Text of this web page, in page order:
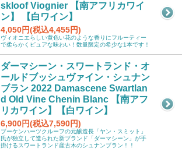
skloof Viognier 【南アフリカワイ
ン】 【白ワイン】
4,050円(税込4,455円)
ヴィオニエらしい黄色い花のような香りにフルーティー
で柔らかくピュアな味わい！数量限定の希少な1本です！
ダーマシーン・スワートランド・オ
ールドブッシュヴァイン・シュナン
ブラン 2022 Damascene Swartlan
d Old Vine Chenin Blanc 【南アフ
リカワイン】【白ワイン】
6,900円(税込7,590円)
ブーケンハーツクルーフの元醸造長「ヤン・スミット」
氏が独立して造られた新ブランド「ダーマシーン」が手
掛けるスワートランド産古木のシュナンブラン！！